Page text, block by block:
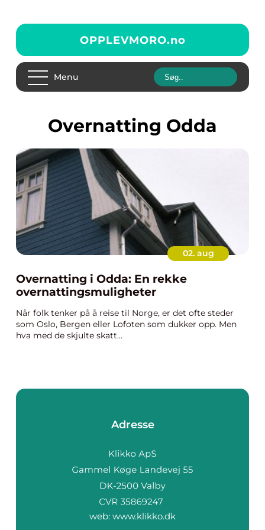
OPPLEVMORO.no
Menu
Overnatting Odda
02. aug
Overnatting i Odda: En rekke
overnattingsmuligheter
Når folk tenker på å reise til Norge, er det ofte steder
som Oslo, Bergen eller Lofoten som dukker opp. Men
hva med de skjulte skatt...
Adresse
web: www.klikko.dk